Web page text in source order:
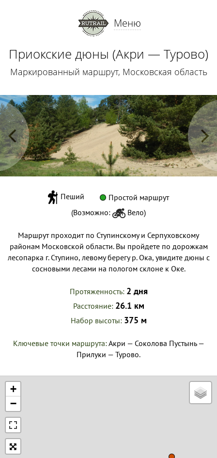
Меню
Приокские дюны (Акри — Турово)
Маркированный маршрут, Московская область
Пеший
Простой маршрут
(Возможно:
Вело)
Маршрут проходит по Ступинскому и Серпуховскому
районам Московской области. Вы пройдете по дорожкам
лесопарка г. Ступино, левому берегу р. Ока, увидите дюны с
сосновыми лесами на пологом склоне к Оке.
Протяженность 2 дня
Расстояние 26.1 км
Набор высоты 375 м
Ключевые точки маршрута:Акри — Соколова Пустынь —
Прилуки — Турово.
+
−